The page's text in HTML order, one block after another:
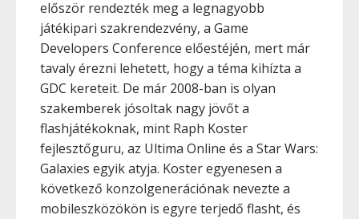
először rendezték meg a legnagyobb
játékipari szakrendezvény, a Game
Developers Conference előestéjén, mert már
tavaly érezni lehetett, hogy a téma kihízta a
GDC kereteit. De már 2008-ban is olyan
szakemberek jósoltak nagy jövőt a
flashjátékoknak, mint Raph Koster
fejlesztőguru, az Ultima Online és a Star Wars:
Galaxies egyik atyja. Koster egyenesen a
következő konzolgenerációnak nevezte a
mobileszközökön is egyre terjedő flasht, és